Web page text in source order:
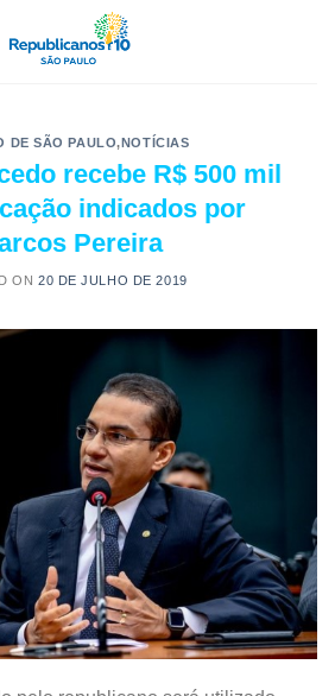
DE SÃO PAULO,NOTÍCIAS
recebe R$ 500 mil
indicados por
Pereira
ON 20 DE JULHO DE 2019